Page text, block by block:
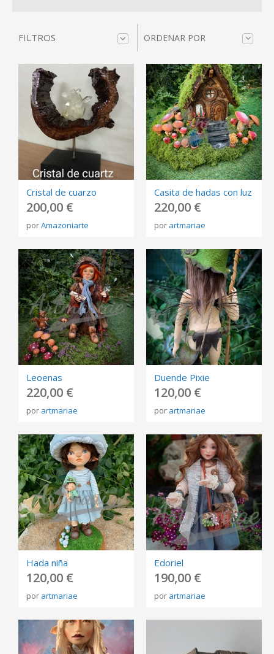
FILTROS ORDENAR POR
Cristal de cuarzo
200,00 €
porAmazoniarte
Casita de hadas con luz
220,00 €
por artmariae
Leoenas
220,00 €
por artmariae
Duende Pixie
120,00 €
por artmariae
Hada niña
120,00 €
por artmariae
Edoriel
190,00 €
por artmariae